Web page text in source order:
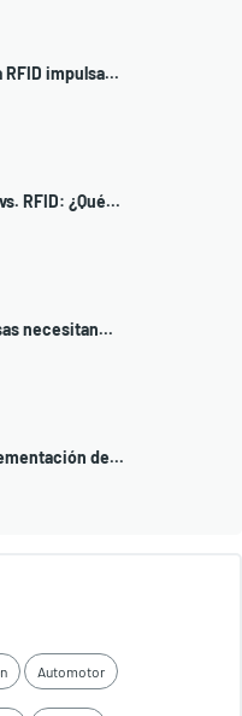
impulsa...
RFID: ¿Qué...
necesitan...
de...
Automotor